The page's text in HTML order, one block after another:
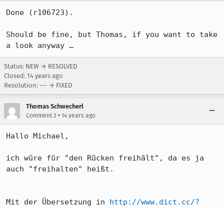
Done (r106723).
Should be fine, but Thomas, if you want to take
a look anyway …
Status: NEW → RESOLVED
Closed: 14 years ago
Resolution: --- → FIXED
Thomas Schwecherl
Comment 2 • 14 years ago
Hallo Michael,
ich würe für "den Rücken freihält", da es ja
auch "freihalten" heißt.
Mit der Übersetzung in http://www.dict.cc/?